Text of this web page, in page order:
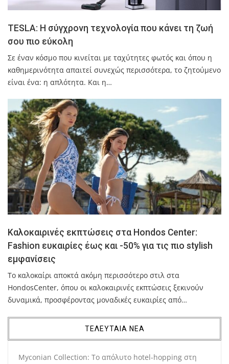
TESLA: Η σύγχρονη τεχνολογία που κάνει τη ζωή
σου πιο εύκολη
Σε έναν κόσμο που κινείται με ταχύτητες φωτός και όπου η
καθημερινότητα απαιτεί συνεχώς περισσότερα, το ζητούμενο
είναι ένα: η απλότητα. Και η…
Καλοκαιρινές εκπτώσεις στα Hondos Center:
Fashion ευκαιρίες έως και -50% για τις πιο stylish
εμφανίσεις
Το καλοκαίρι αποκτά ακόμη περισσότερο στιλ στα
HondosCenter, όπου οι καλοκαιρινές εκπτώσεις ξεκινούν
δυναμικά, προσφέροντας μοναδικές ευκαιρίες από…
ΤΕΛΕΥΤΑΙΑ ΝΕΑ
Myconian Collection: Το απόλυτο hotel-hopping στη